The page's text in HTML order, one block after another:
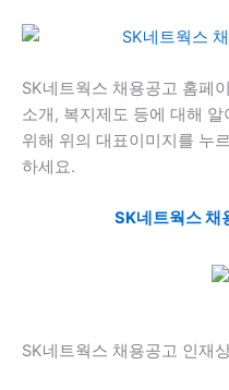
SK네트웍스 채용공고 홈페
소개, 복지제도 등에 대해
위해 위의 대표이미지를 누
하세요.
SK네트웍스 채
SK네트웍스 채용공고 인재